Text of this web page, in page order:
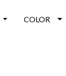
COLOR